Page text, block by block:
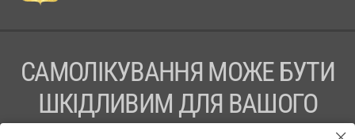
САМОЛІКУВАННЯ МОЖЕ БУТИ
ШКІДЛИВИМ ДЛЯ ВАШОГО